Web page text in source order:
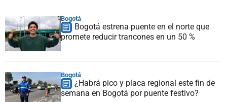
Bogotá
Bogotá estrena puente en el norte que
promete reducir trancones en un 50 %
Bogotá
¿Habrá pico y placa regional este fin de
semana en Bogotá por puente festivo?